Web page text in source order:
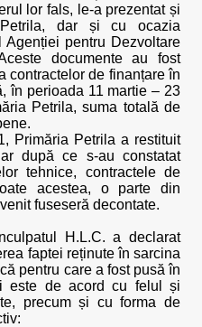
lor fals, le-a prezentat și
Petrila, dar și cu ocazia
pentru Dezvoltare
documente au fost
contractelor de finanțare în
în perioada 11 martie – 23
Petrila, suma totală de
Primăria Petrila a restituit
după ce s-au constatat
tehnice, contractele de
acestea, o parte din
fuseseră decontate.
H.L.C. a declarat
faptei reținute în sarcina
pentru care a fost pusă în
este de acord cu felul și
precum și cu forma de